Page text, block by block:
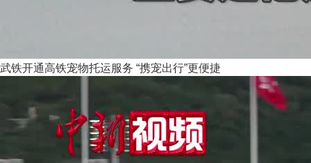
武铁开通高铁宠物托运服务 “携宠出行”更便捷